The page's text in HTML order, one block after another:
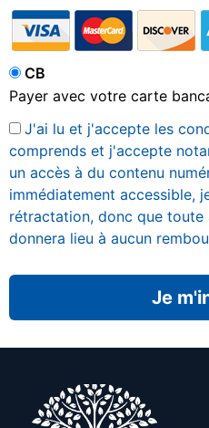
CB
Payer avec votre carte
J'ai lu et j'accepte les
comprends et j'accepte
un accès à du contenu
immédiatement accessible,
rétractation, donc que
donnera lieu à aucun